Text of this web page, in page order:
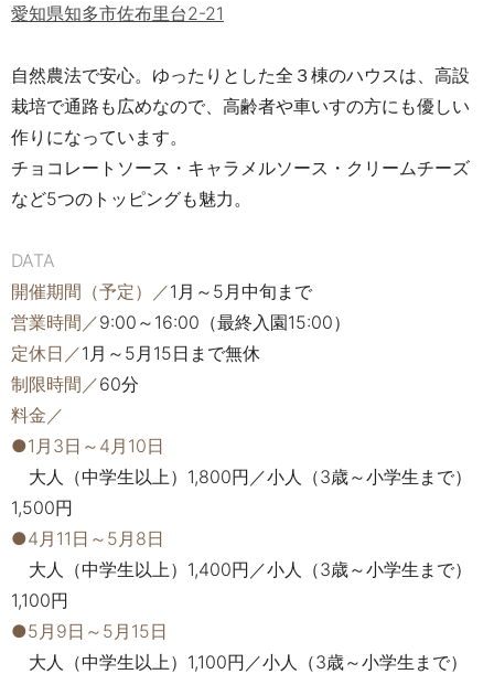
愛知県知多市佐布里台2-21
自然農法で安心。ゆったりとした全３棟のハウスは、高設
栽培で通路も広めなので、高齢者や車いすの方にも優しい
作りになっています。
チョコレートソース・キャラメルソース・クリームチーズ
など5つのトッピングも魅力。
DATA
開催期間（予定）／1月～5月中旬まで
営業時間／9:00～16:00（最終入園15:00）
定休日／1月～5月15日まで無休
制限時間／60分
料金／
●1月3日～4月10日
大人（中学生以上）1,800円／小人（3歳～小学生まで）
1,500円
●4月11日～5月8日
大人（中学生以上）1,400円／小人（3歳～小学生まで）
1,100円
●5月9日～5月15日
大人（中学生以上）1,100円／小人（3歳～小学生まで）